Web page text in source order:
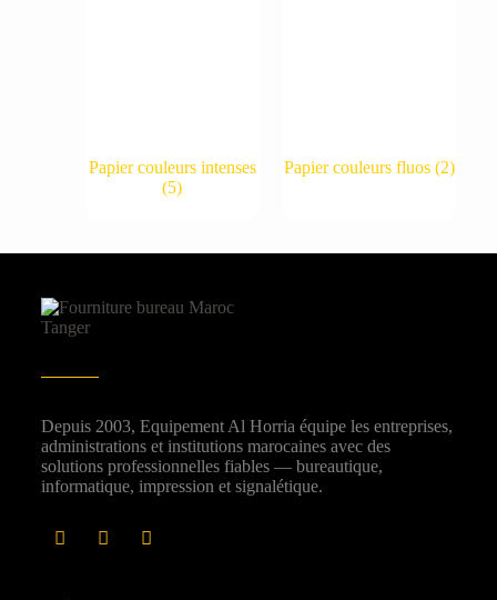
Papier couleurs intenses
(5)
Papier couleurs fluos (2)
Depuis 2003, Equipement Al Horria équipe les entreprises,
administrations et institutions marocaines avec des
solutions professionnelles fiables — bureautique,
informatique, impression et signalétique.